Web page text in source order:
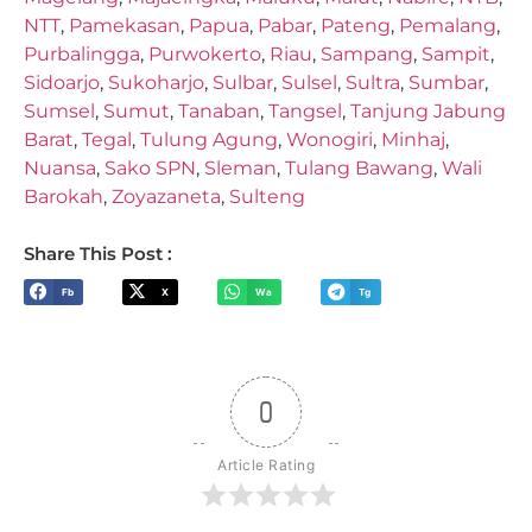
NTT, Pamekasan, Papua, Pabar, Pateng, Pemalang,
Purbalingga, Purwokerto, Riau, Sampang, Sampit,
Sidoarjo, Sukoharjo, Sulbar, Sulsel , Sultra, Sumbar,
Sumsel , Sumut, Tanaban, Tangsel , Tanjung Jabung
Barat, Tegal , Tulung Agung, Wonogiri, Minhaj,
Nuansa, Sako SPN, Sleman, Tulang Bawang, Wali
Barokah, Zoyazaneta, Sulteng
Share This Post :
Fb X Wa Tg
0
Article Rating